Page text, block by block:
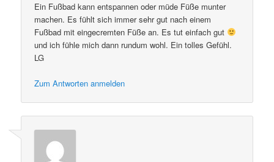
Ein Fußbad kann entspannen oder müde Füße munter
machen. Es fühlt sich immer sehr gut nach einem
Fußbad mit eingecremten Füße an. Es tut einfach gut
und ich fühle mich dann rundum wohl. Ein tolles Gefühl.
LG
Zum Antworten anmelden